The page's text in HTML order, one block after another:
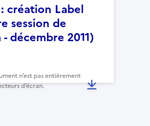
création Label
session de
décembre 2011)
n’est pas entièrement
d’écran.